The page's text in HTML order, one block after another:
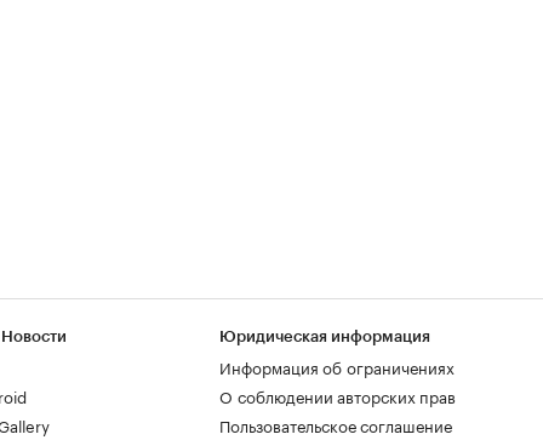
Юридическая информация
Информация об ограничениях
О соблюдении авторских прав
Пользовательское соглашение